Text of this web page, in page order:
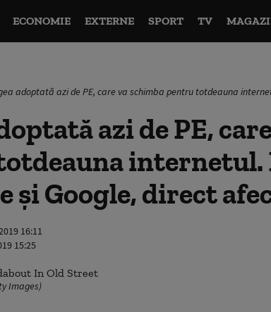
ECONOMIE EXTERNE SPORT TV
adoptată azi de PE, care va schimba pentru totdeauna
azi de PE,
internetul.
și Google, direct
16:11
15:25
Images)